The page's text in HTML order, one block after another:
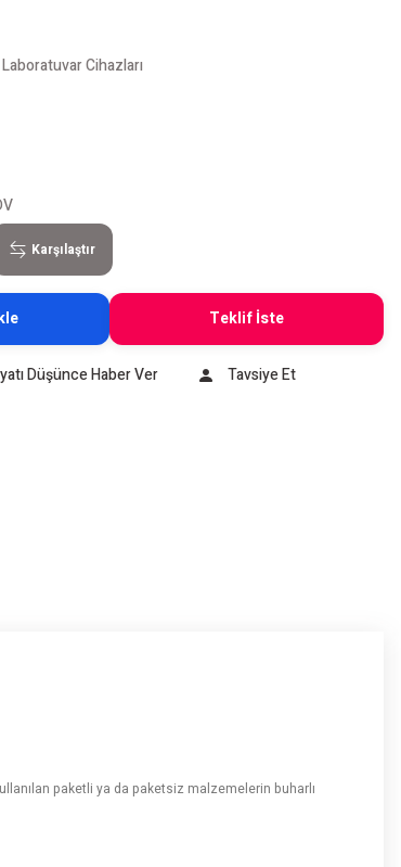
Cihazları
Karşılaştır
Teklif İste
Düşünce Haber Ver Tavsiye Et
paketli ya da paketsiz malzemelerin buharlı